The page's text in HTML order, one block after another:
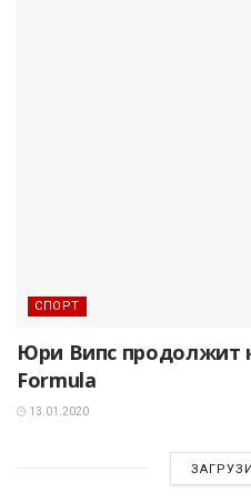
СПОРТ
Юри Випс продолжит
Formula
13.01.2020